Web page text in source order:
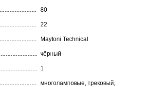
80
22
Maytoni Technical
чёрный
1
многоламповые, трековый,